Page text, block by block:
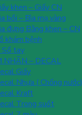
khen – Giấy CN
bồi – Bìa mạ vàng
đựng Bằng khen – CN
khám bệnh
Sổ tay
NHÃN – DECAL
Giấy
Nhựa ( Chống nước)
Kraft
Trong suốt